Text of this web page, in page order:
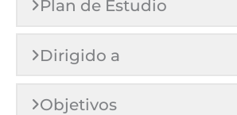
Plan de Estudio
Dirigido a
Objetivos